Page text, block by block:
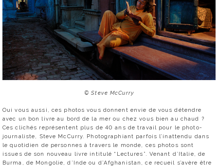
© Steve McCurry
Oui vous aussi, ces photos vous donnent envie de vous détendre
avec un bon livre au bord de la mer ou chez vous bien au chaud ?
Ces clichés représentent plus de 40 ans de travail pour le photo-
journaliste, Steve McCurry. Photographiant parfois l’inattendu dans
le quotidien de personnes à travers le monde, ces photos sont
issues de son nouveau livre intitulé “Lectures”. Venant d’Italie, de
Burma, de Mongolie, d’Inde ou d’Afghanistan, ce recueil s’avère être